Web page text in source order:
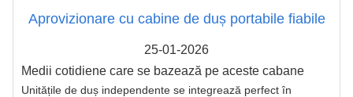
Aprovizionare cu cabine de duș portabile fiabile
25-01-2026
Medii cotidiene care se bazează pe aceste cabane
Unitățile de duș independente se integrează perfect în